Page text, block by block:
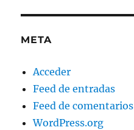
META
Acceder
Feed de entradas
Feed de comentarios
WordPress.org